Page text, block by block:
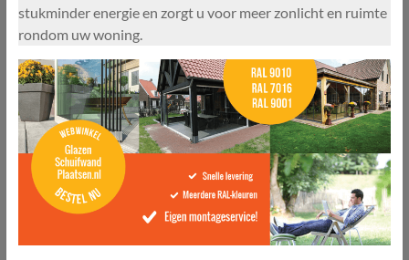
stukminder energie en zorgt u voor meer zonlicht en ruimte
rondom uw woning.